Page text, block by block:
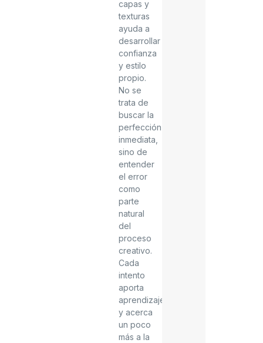
capas y
texturas
ayuda a
desarrollar
confianza
y estilo
propio.
No se
trata de
buscar la
perfección
inmediata,
sino de
entender
el error
como
parte
natural
del
proceso
creativo.
Cada
intento
aporta
aprendizaje
y acerca
un poco
más a la